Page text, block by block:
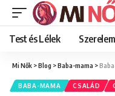
Test és Lélek
Mi Nők >Blog >Baba-mama >Baba
BABA-MAMA CSALÁD